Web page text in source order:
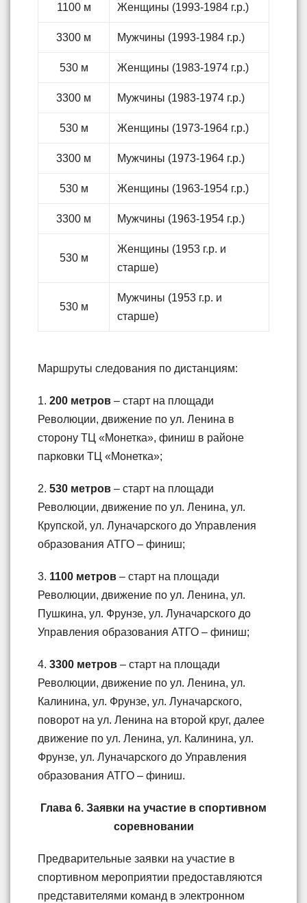
1100 м Женщины (1993-1984 г.р.)
3300 м Мужчины (1993-1984 г.р.)
530 м Женщины (1983-1974 г.р.)
3300 м Мужчины (1983-1974 г.р.)
530 м Женщины (1973-1964 г.р.)
3300 м Мужчины (1973-1964 г.р.)
530 м Женщины (1963-1954 г.р.)
3300 м Мужчины (1963-1954 г.р.)
530 м
Женщины (1953 г.р. и
старше)
530 м
Мужчины (1953 г.р. и
старше)
Маршруты следования по дистанциям:
1. 200 метров – старт на площади
Революции, движение по ул. Ленина в
сторону ТЦ «Монетка», финиш в районе
парковки ТЦ «Монетка»;
2. 530 метров – старт на площади
Революции, движение по ул. Ленина, ул.
Крупской, ул. Луначарского до Управления
образования АТГО – финиш;
3. 1100 метров – старт на площади
Революции, движение по ул. Ленина, ул.
Пушкина, ул. Фрунзе, ул. Луначарского до
Управления образования АТГО – финиш;
4. 3300 метров – старт на площади
Революции, движение по ул. Ленина, ул.
Калинина, ул. Фрунзе, ул. Луначарского,
поворот на ул. Ленина на второй круг, далее
движение по ул. Ленина, ул. Калинина, ул.
Фрунзе, ул. Луначарского до Управления
образования АТГО – финиш.
Глава 6. Заявки на участие в спортивном
соревновании
Предварительные заявки на участие в
спортивном мероприятии предоставляются
представителями команд в электронном